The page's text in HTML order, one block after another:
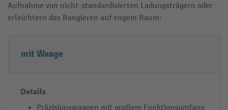
Aufnahme von nicht-standardisierten Ladungsträgern oder
erleichtern das Rangieren auf engem Raum:
A
st
mit Waage
Präzisionswaagen mit großem Funktionsumfang